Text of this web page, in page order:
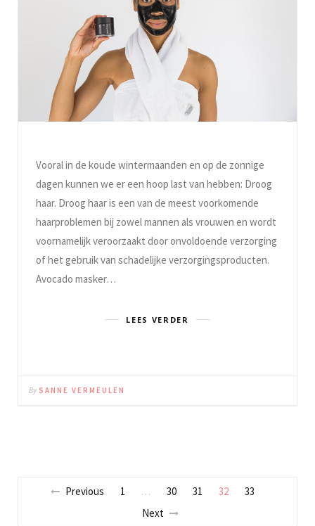
Vooral in de koude wintermaanden en op de zonnige
dagen kunnen we er een hoop last van hebben: Droog
haar. Droog haar is een van de meest voorkomende
haarproblemen bij zowel mannen als vrouwen en wordt
voornamelijk veroorzaakt door onvoldoende verzorging
of het gebruik van schadelijke verzorgingsproducten.
Avocado masker…
LEES VERDER
By SANNE VERMEULEN
Previous 1 … 30 31 32
33
Next